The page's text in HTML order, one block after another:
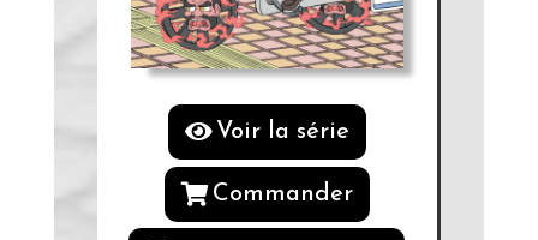
Voir la série
Commander